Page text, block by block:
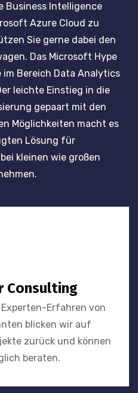
Business Intelligence
Azure Cloud zu
Sie gerne dabei den
Das Microsoft Hype
Bereich Data Analytics
leichte Einstieg in die
gepaart mit den
Möglichkeiten macht es
Lösung für
kleinen wie großen
Consulting
Experten-Erfahren von
blicken wir auf
zurück und können
beraten.